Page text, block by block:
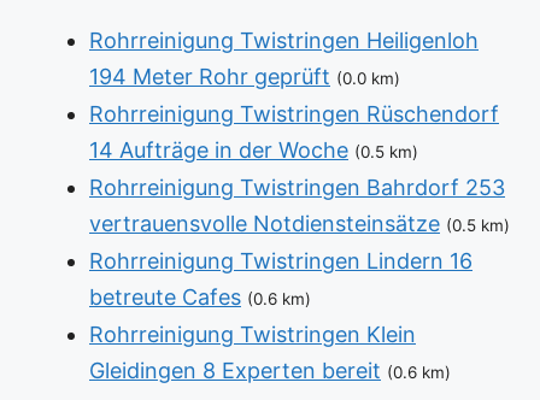
Rohrreinigung Twistringen Heiligenloh
194 Meter Rohr geprüft (0.0 km)
Rohrreinigung Twistringen Rüschendorf
14 Aufträge in der Woche (0.5 km)
Rohrreinigung Twistringen Bahrdorf 253
vertrauensvolle Notdiensteinsätze (0.5 km)
Rohrreinigung Twistringen Lindern 16
betreute Cafes (0.6 km)
Rohrreinigung Twistringen Klein
Gleidingen 8 Experten bereit (0.6 km)